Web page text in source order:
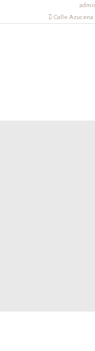
Calle Azucena